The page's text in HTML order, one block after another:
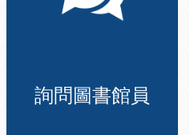
詢問圖書館員